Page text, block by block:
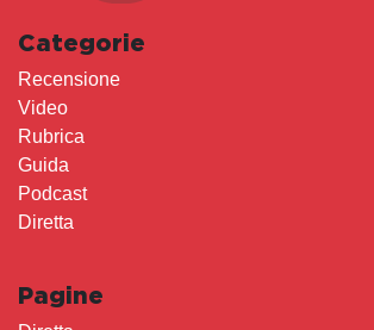
Categorie
Recensione
Video
Rubrica
Guida
Podcast
Diretta
Pagine